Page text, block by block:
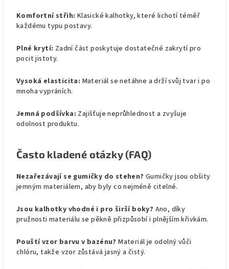
Komfortní střih: Klasické kalhotky, které lichotí téměř
každému typu postavy.
Plné krytí: Zadní část poskytuje dostatečné zakrytí pro
pocit jistoty.
Vysoká elasticita: Materiál se netáhne a drží svůj tvar i po
mnoha vypráních.
Jemná podšívka: Zajišťuje neprůhlednost a zvyšuje
odolnost produktu.
Často kladené otázky (FAQ)
Nezařezávají se gumičky do stehen? Gumičky jsou obšity
jemným materiálem, aby byly co nejméně citelné.
Jsou kalhotky vhodné i pro širší boky? Ano, díky
pružnosti materiálu se pěkně přizpůsobí i plnějším křivkám.
Pouští vzor barvu v bazénu?Materiál je odolný vůči
chlóru, takže vzor zůstává jasný a čistý.